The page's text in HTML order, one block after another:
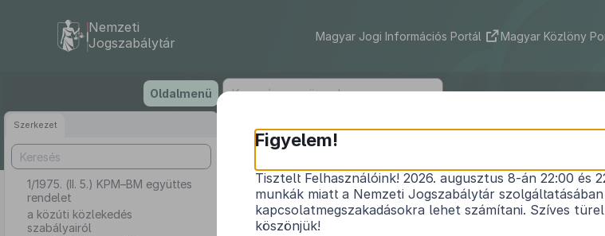
tartalomra
Nemzeti
Jogszabálytár
Magyar Jogi Információs Portál Magyar Közlöny
Oldalmenü
Szerkezet
1/1975. (II. 5.) KPM–BM együttes
rendelet
a közúti közlekedés
szabályairól
1/1975. (II. 5.) KPM–BM
a közúti közlekedés
Hatályos: 2026. 04. 11. –
Figyelem!
Tisztelt Felhasználóink! 2026. augusztus 8-án 22:00 és
munkák miatt a Nemzeti Jogszabálytár
kapcsolatmegszakadásokra lehet számítani. Szíves
köszönjük!